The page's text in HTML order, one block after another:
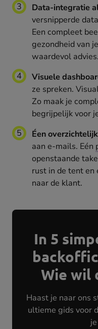
Data-integratie
versnipperde
Een compleet
gezondheid van
waardevol advies.
Visuele
ze spreken.
Zo maak je
begrijpelijk voor
Éen
aan e-mails. Eén
openstaande
rust in de tent
naar de klant.
In 5
Wie wil
Haast je naar ons
ultieme gids voor